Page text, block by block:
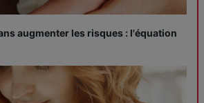
augmenter les risques : l'équation